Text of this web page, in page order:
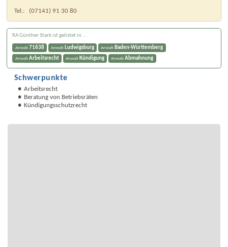
Tel.: (07141) 91 30 80
RA Günther Stark ist gelistet in ...
Anwalt 71638 Anwalt Ludwigsburg Anwalt Baden-Württemberg
Anwalt Arbeitsrecht Anwalt Kündigung AnwaltAbmahnung
Schwerpunkte
Arbeitsrecht
Beratung von Betriebsräten
Kündigungsschutzrecht